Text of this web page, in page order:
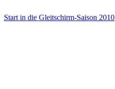
Start in die Gleitschirm-Saison 2010